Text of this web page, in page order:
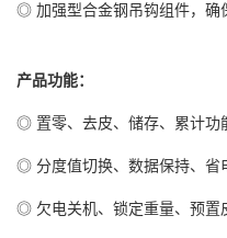
◎ 加强型合金钢吊钩组件，确
产品功能：
◎ 置零、去皮、储存、累计功
◎ 分度值切换、数据保持、省
◎ 欠电关机、锁定重量、预置